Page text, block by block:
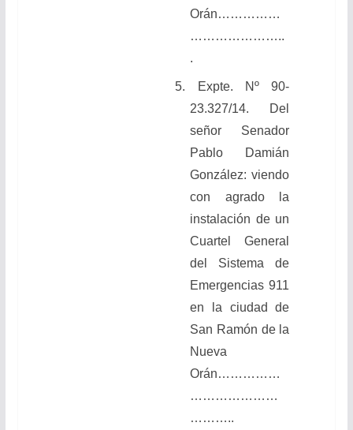
Orán……………
…………………..
.
5. Expte. Nº 90-
23.327/14. Del
señor Senador
Pablo Damián
González: viendo
con agrado la
instalación de un
Cuartel General
del Sistema de
Emergencias 911
en la ciudad de
San Ramón de la
Nueva
Orán……………
…………………
………..